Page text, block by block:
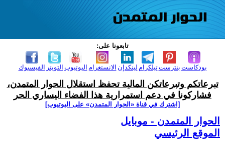
تابعونا على:
الفيسبوك التويتر اليوتيوب الانستغرام لينكدإن تيلكرامبنترست بودكاست
تبرعاتكم وتبرعاتكن المالية تحفظ استقلال الحوار المتمدن،
فشاركونا في دعم استمرارية هذا الفضاء اليساري الحر
[اشترك في قناة ‫«الحوار المتمدن» على اليوتيوب]
الحوار المتمدن - موبايل
الموقع الرئيسي